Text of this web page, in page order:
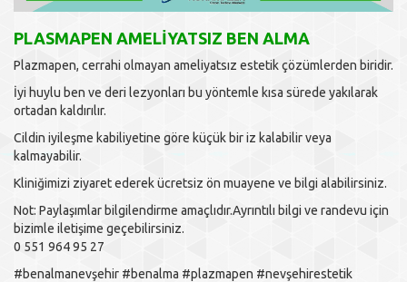
PLASMAPEN AMELİYATSIZ BEN ALMA
Plazmapen, cerrahi olmayan ameliyatsız estetik çözümlerden biridir.
İyi huylu ben ve deri lezyonları bu yöntemle kısa sürede yakılarak
ortadan kaldırılır.
Cildin iyileşme kabiliyetine göre küçük bir iz kalabilir veya
kalmayabilir.
Kliniğimizi ziyaret ederek ücretsiz ön muayene ve bilgi alabilirsiniz.
Not: Paylaşımlar bilgilendirme amaçlıdır.Ayrıntılı bilgi ve randevu için
bizimle iletişime geçebilirsiniz.
0 551 964 95 27
#benalmanevşehir #benalma #plazmapen #nevşehirestetik